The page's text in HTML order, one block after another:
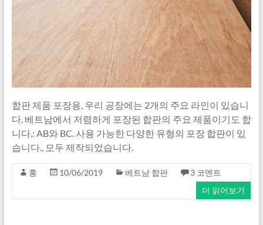
합판 제품 포장용, 우리 공장에는 2개의 주요 라인이 있습니
다, 베트남에서 저렴하게 포장된 합판의 주요 제품이기도 합
니다.: AB와 BC. 사용 가능한 다양한 유형의 포장 합판이 있
습니다., 모두 제작되었습니다.
홍 10/06/2019 베트남 합판
3 코멘트
더 읽어보기